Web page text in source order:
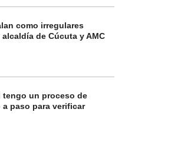
como irregulares
de Cúcuta y AMC
tengo un proceso de
a paso para verificar